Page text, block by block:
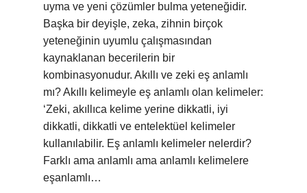
uyma ve yeni çözümler bulma yeteneğidir.
Başka bir deyişle, zeka, zihnin birçok
yeteneğinin uyumlu çalışmasından
kaynaklanan becerilerin bir
kombinasyonudur. Akıllı ve zeki eş anlamlı
mı? Akıllı kelimeyle eş anlamlı olan kelimeler:
‘Zeki, akıllıca kelime yerine dikkatli, iyi
dikkatli, dikkatli ve entelektüel kelimeler
kullanılabilir. Eş anlamlı kelimeler nelerdir?
Farklı ama anlamlı ama anlamlı kelimelere
eşanlamlı…